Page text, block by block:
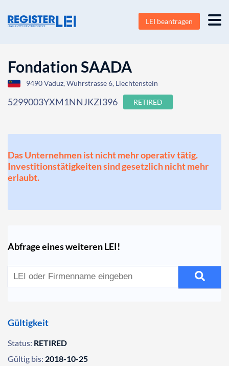
LEI beantragen
Fondation SAADA
9490 Vaduz, Wuhrstrasse 6, Liechtenstein
5299003YXM1NNJKZI396 RETIRED
Das Unternehmen ist nicht mehr operativ tätig.
Investitionstätigkeiten sind gesetzlich nicht mehr
erlaubt.
Abfrage eines weiteren LEI!
Gültigkeit
Status: RETIRED
Gültig bis: 2018-10-25